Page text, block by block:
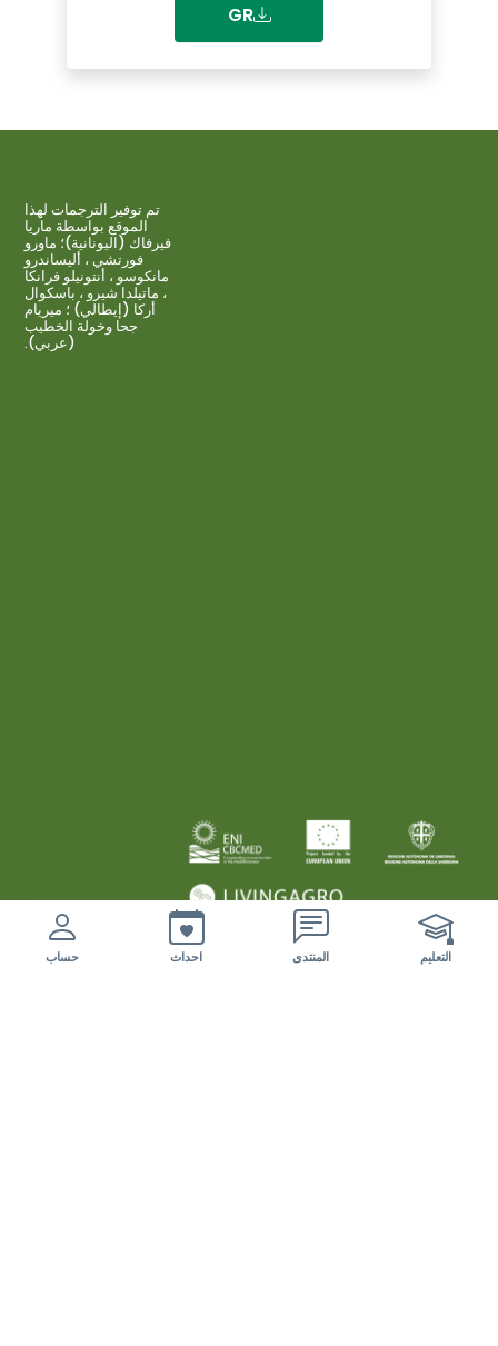
التعليم المنتدى احداثeventi da esaminare
حساب
GR
تم توفير الترجمات لهذا
الموقع بواسطة ماريا
فيرفاك (اليونانية)؛ ماورو
فورتشي ، أليساندرو
مانكوسو ، أنتونيلو فرانكا
، ماتيلدا شيرو ، باسكوال
أركا (إيطالي) ؛ ميريام
جحا وخولة الخطيب
(عربي).